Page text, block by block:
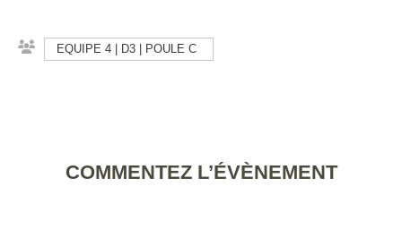
EQUIPE 4 | D3 | POULE C
COMMENTEZ L’ÉVÈNEMENT